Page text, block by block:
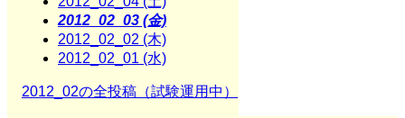
2012_02_03 (金)
2012_02_02 (木)
2012_02_01 (水)
2012_02の全投稿（試験運用中）